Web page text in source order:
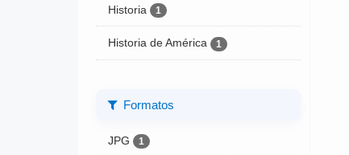
Historia 1
Historia de América 1
Formatos
JPG 1